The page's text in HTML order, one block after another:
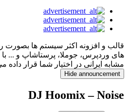
قالب و افزونه اکثر سیستم ها
های وردپرس، جوملا، پرستاشاپ و ...
مشابه ایرانی در اختیار شما قرار داده
Hide announcement
DJ Hoomix – Noise